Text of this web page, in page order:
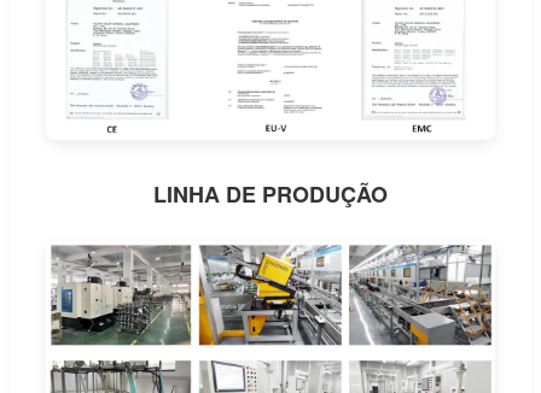
LINHA DE PRODUÇÃO